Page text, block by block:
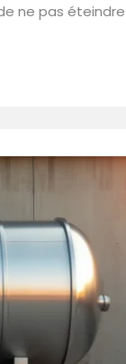
ne pas